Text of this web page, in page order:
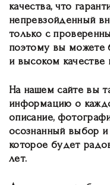
качества, что
непревзойденный
только с
поэтому вы можете
и высоком качестве
На нашем сайте вы
информацию о
описание,
осознанный выбор
которое будет
лет.